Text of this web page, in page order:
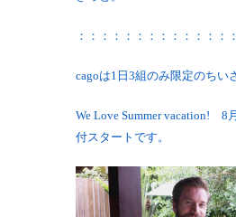
：：：：：：：：：：：：：
cagoは1日3組のみ限定のちい
We Love Summer vacation! 8
付スタートです。